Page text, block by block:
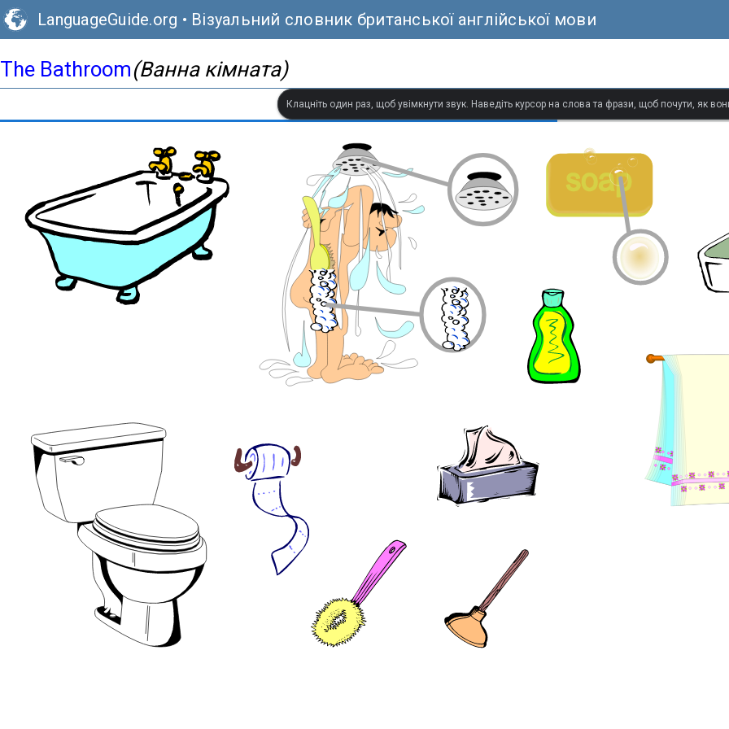
LanguageGuide.org • Візуальний словник британської англійської мови
The Bathroom(Ванна кімната)
Клацніть один раз, щоб увімкнути звук. Наведіть курсор на слова та фрази, щоб почути, як